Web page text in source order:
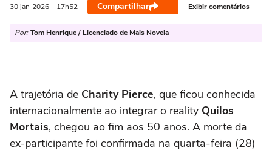
30 jan 2026 - 17h52 Compartilhar Exibir comentários
Por: Tom Henrique / Licenciado de Mais Novela
A trajetória de Charity Pierce, que ficou conhecida
internacionalmente ao integrar o reality Quilos
Mortais, chegou ao fim aos 50 anos. A morte da
ex-participante foi confirmada na quarta-feira (28)